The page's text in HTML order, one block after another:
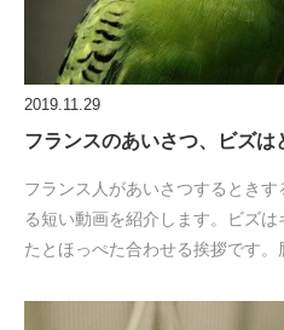
2019.11.29
フランスのあいさつ、ビズは
フランス人があいさつするとき
る短い動画を紹介します。ビズ
たとほっぺた合わせる挨拶です。